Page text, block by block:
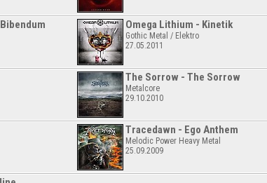
Omega Lithium - Kinetik
Gothic Metal / Elektro
27.05.2011
The Sorrow - The Sorrow
Metalcore
29.10.2010
Tracedawn - Ego Anthem
Melodic Power Heavy Metal
25.09.2009